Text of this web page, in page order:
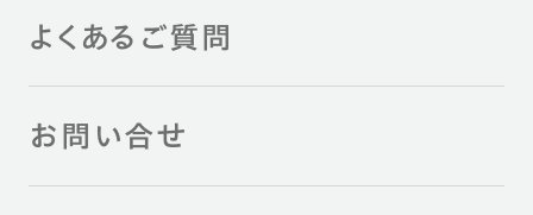
よくあるご質問
お問い合せ